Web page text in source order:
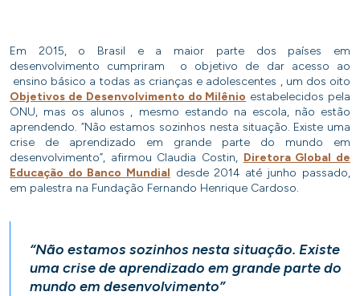
Em 2015, o Brasil e a maior parte dos países em
desenvolvimento cumpriram o objetivo de dar acesso ao
ensino básico a todas as crianças e adolescentes , um dos oito
Objetivos de Desenvolvimento do Milênio estabelecidos pela
ONU, mas os alunos , mesmo estando na escola, não estão
aprendendo. “Não estamos sozinhos nesta situação. Existe uma
crise de aprendizado em grande parte do mundo em
desenvolvimento”, afirmou Claudia Costin, Diretora Global de
Educação do Banco Mundial desde 2014 até junho passado,
em palestra na Fundação Fernando Henrique Cardoso.
“Não estamos sozinhos nesta situação. Existe
uma crise de aprendizado em grande parte do
mundo em desenvolvimento”